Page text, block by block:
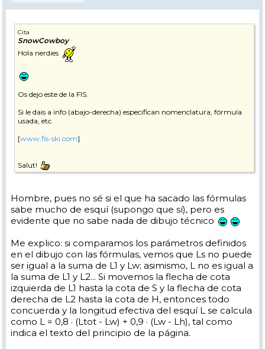
Cita
SnowCowboy
Hola nerdies
Os dejo este de la FIS.
Si le dais a info (abajo-derecha) especifican nomenclatura, fórmula
usada, etc.
[www.fis-ski.com]
Salut!
Hombre, pues no sé si el que ha sacado las fórmulas
sabe mucho de esquí (supongo que sí), pero es
evidente que no sabe nada de dibujo técnico
Me explico: si comparamos los parámetros definidos
en el dibujo con las fórmulas, vemos que Ls no puede
ser igual a la suma de L1 y Lw; asimismo, L no es igual a
la suma de L1 y L2... Si movemos la flecha de cota
izquierda de L1 hasta la cota de S y la flecha de cota
derecha de L2 hasta la cota de H, entonces todo
concuerda y la longitud efectiva del esquí L se calcula
como L = 0,8 · (Ltot - Lw) + 0,9 · (Lw - Lh), tal como
indica el texto del principio de la página.